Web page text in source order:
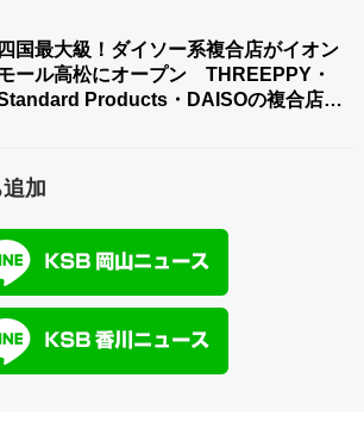
四国最大級！ダイソー系複合店がイオン
ール高松にオープン THREEPPY・
Products・DAISOの複合店は
加